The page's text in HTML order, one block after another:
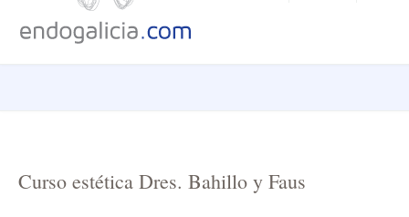
Curso estética Dres. Bahillo y Faus